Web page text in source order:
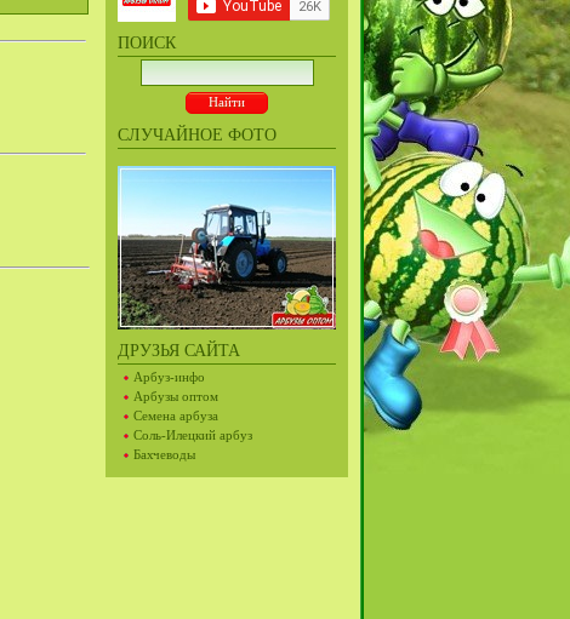
ПОИСК
СЛУЧАЙНОЕ ФОТО
ДРУЗЬЯ САЙТА
Арбуз-инфо
Арбузы оптом
Семена арбуза
Соль-Илецкий арбуз
Бахчеводы